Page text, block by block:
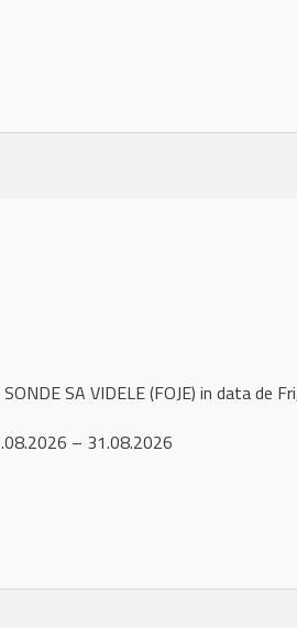
SA VIDELE (FOJE) in data de
– 31.08.2026